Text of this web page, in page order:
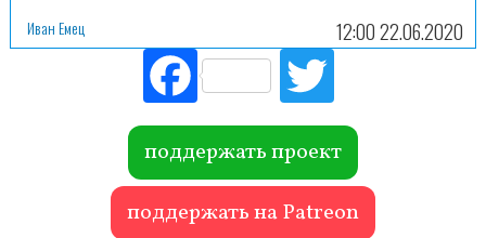
Иван Емец 12:00 22.06.2020
Fac
ebo
ok r
поддержать проект
поддержать на Patreon